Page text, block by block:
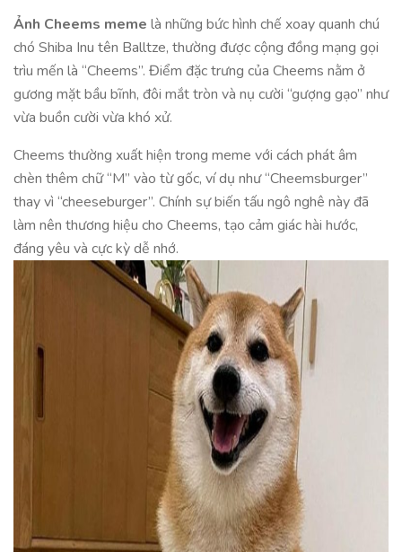
Ảnh Cheems meme là những bức hình chế xoay quanh chú
chó Shiba Inu tên Balltze, thường được cộng đồng mạng gọi
trìu mến là “Cheems”. Điểm đặc trưng của Cheems nằm ở
gương mặt bầu bĩnh, đôi mắt tròn và nụ cười “gượng gạo” như
vừa buồn cười vừa khó xử.
Cheems thường xuất hiện trong meme với cách phát âm
chèn thêm chữ “M” vào từ gốc, ví dụ như “Cheemsburger”
thay vì “cheeseburger”. Chính sự biến tấu ngô nghê này đã
làm nên thương hiệu cho Cheems, tạo cảm giác hài hước,
đáng yêu và cực kỳ dễ nhớ.